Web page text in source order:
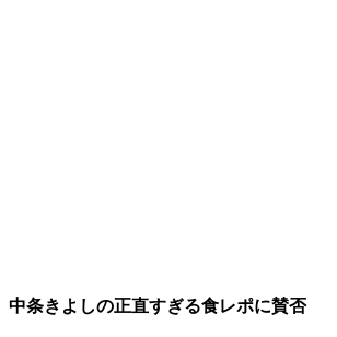
中条きよしの正直すぎる食レポに賛否